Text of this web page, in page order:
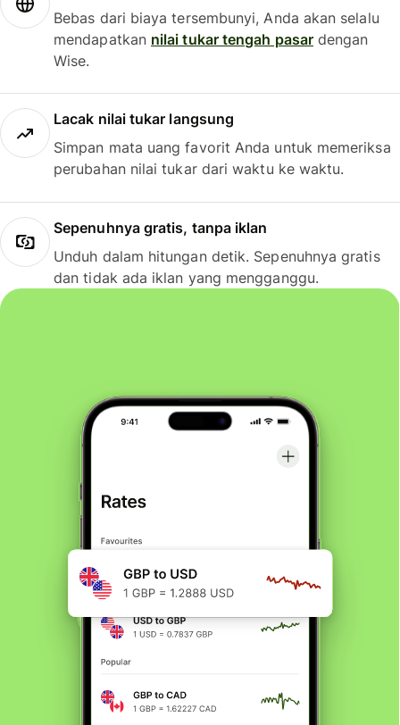
Bebas dari biaya tersembunyi, Anda akan selalu
mendapatkan nilai tukar tengah pasardengan
Wise.
Lacak nilai tukar langsung
Simpan mata uang favorit Anda untuk memeriksa
perubahan nilai tukar dari waktu ke waktu.
Sepenuhnya gratis, tanpa iklan
Unduh dalam hitungan detik. Sepenuhnya gratis
dan tidak ada iklan yang mengganggu.